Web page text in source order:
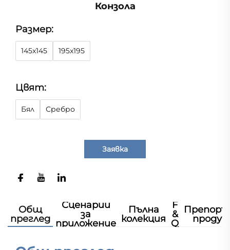
Конзола
Размер:
145x145 195x195
Цвят:
Бял Сребро
Заявка
Общ
преглед
Сценарии
за
приложение
Пълна
колекция
F
&
Q